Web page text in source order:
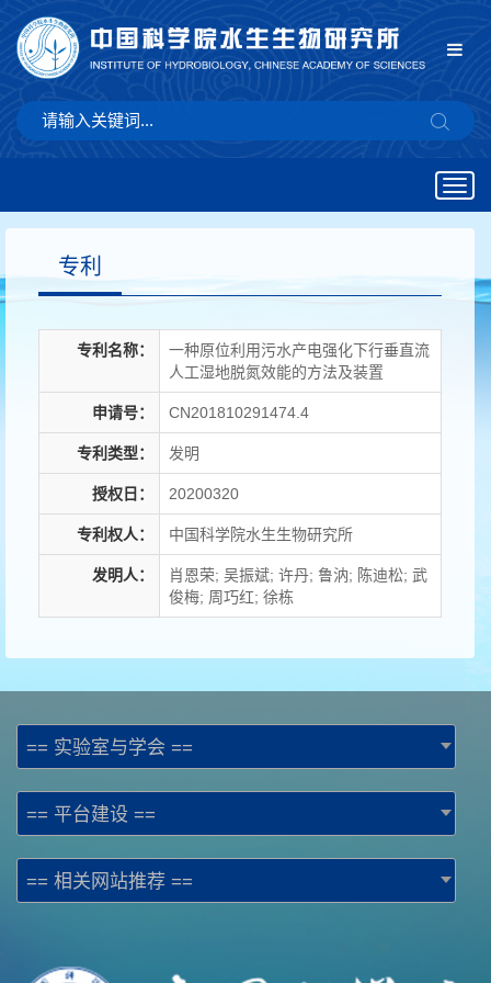
专利
专利名称：
一种原位利用污水产电强化下行垂直流
人工湿地脱氮效能的方法及装置
申请号： CN201810291474.4
专利类型： 发明
授权日： 20200320
专利权人： 中国科学院水生生物研究所
发明人：
肖恩荣; 吴振斌; 许丹; 鲁汭; 陈迪松; 武
俊梅; 周巧红; 徐栋
== 实验室与学会 ==
== 平台建设 ==
== 相关网站推荐 ==